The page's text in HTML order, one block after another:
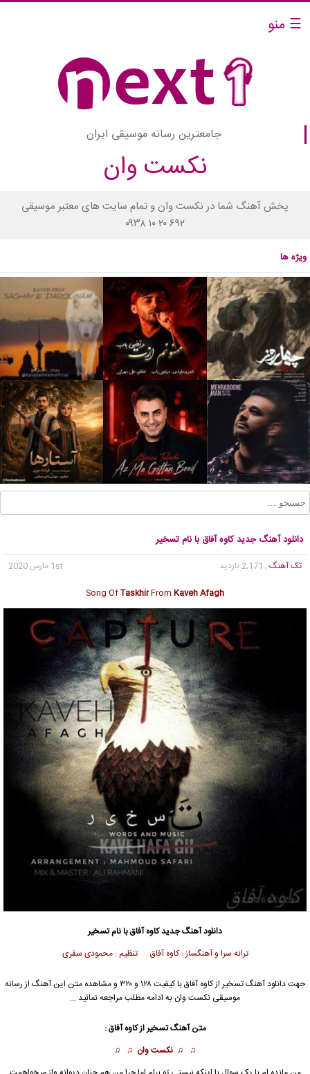
☰ منو
جامعترین رسانه موسیقی ایران
نکست وان
پخش آهنگ شما در نکست وان و تمام سایت های معتبر موسیقی
۰۹۳۸ ۱۰ ۲۰ ۶۹۲
ویژه ها
دانلود آهنگ جدید کاوه آفاق با نام تسخیر
تک آهنگ , 2,171 بازدید
1st مارس 2020
Song OfTaskhirFrom Kaveh Afagh
دانلود آهنگ جدیدکاوه آفاق با نام تسخیر
ترانه سرا و آهنگساز : کاوه آفاق تنظیم : محمودی سفری
جهت دانلود آهنگ تسخیر از کاوه آفاق با کیفیت ۱۲۸ و ۳۲۰ و مشاهده متن این آهنگ از رسانه
موسیقی نکست وان به ادامه مطلب مراجعه نمائید …
متن آهنگ تسخیر از کاوه آفاق :
♫ ♫ نکست وان ♫ ♫